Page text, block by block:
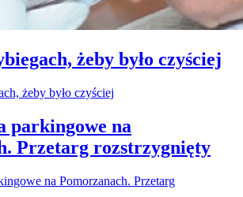
żeby było czyściej
parkingowe na
Przetarg rozstrzygnięty